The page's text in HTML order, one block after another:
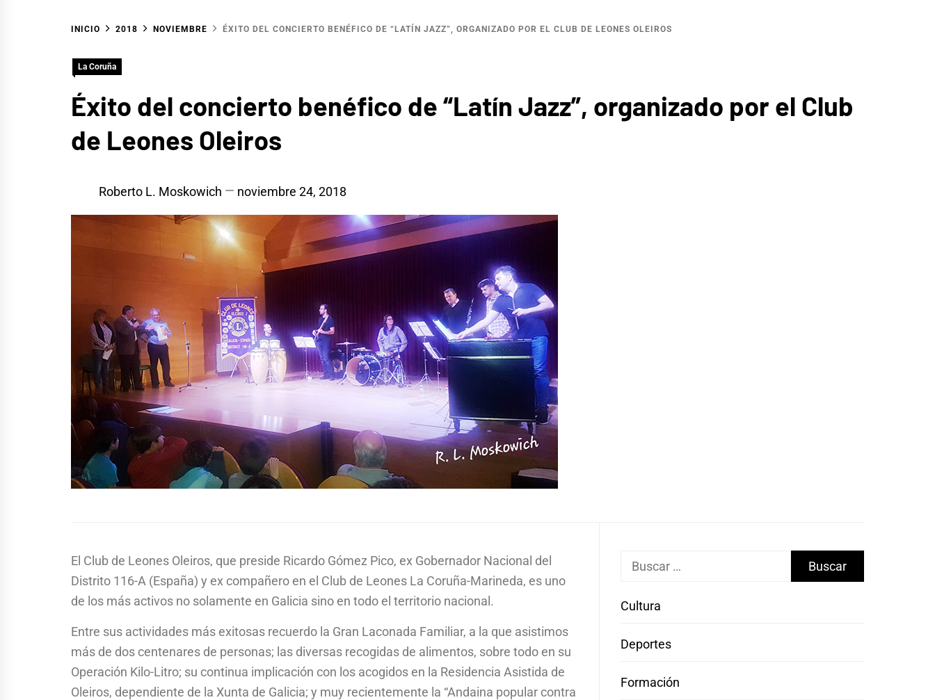
INICIO 2018 NOVIEMBRE ÉXITO DEL CONCIERTO BENÉFICO DE “LATÍN JAZZ”, ORGANIZADO POR EL CLUB DE LEONES OLEIROS
La Coruña
Éxito del concierto benéfico de “Latín Jazz”, organizado por el Club
de Leones Oleiros
Roberto L. Moskowich noviembre 24, 2018
El Club de Leones Oleiros, que preside Ricardo Gómez Pico, ex Gobernador Nacional del
Distrito 116-A (España) y ex compañero en el Club de Leones La Coruña-Marineda, es uno
de los más activos no solamente en Galicia sino en todo el territorio nacional.
Entre sus actividades más exitosas recuerdo la Gran Laconada Familiar, a la que asistimos
más de dos centenares de personas; las diversas recogidas de alimentos, sobre todo en su
Operación Kilo-Litro; su continua implicación con los acogidos en la Residencia Asistida de
Oleiros, dependiente de la Xunta de Galicia; y muy recientemente la “Andaina popular contra
Buscar:
Cultura
Deportes
Formación